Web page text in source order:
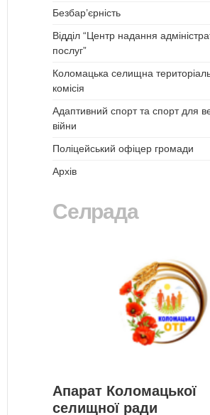
Безбар’єрність
Відділ “Центр надання
послуг”
Коломацька селищна
комісія
Адаптивний спорт та спорт для
війни
Поліцейський офіцер громади
Архів
Селрада
Апарат Коломацької
селищної ради